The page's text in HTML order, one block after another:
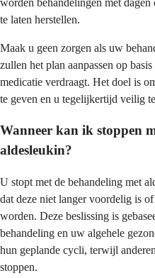
te laten herstellen.
Maak u geen zorgen als uw
zullen het plan aanpassen op
medicatie verdraagt. Het doel is
te geven en u tegelijkertijd veilig
Wanneer kan ik stoppen
aldesleukin?
U stopt met de behandeling met
dat deze niet langer voordelig is
worden. Deze beslissing is
behandeling en uw algehele
hun geplande cycli, terwijl
stoppen.